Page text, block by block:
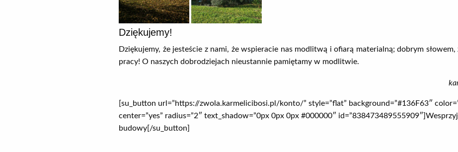
Dziękujemy!
Dziękujemy, że jesteście z nami, że wspieracie nas modlitwą i ofiarą materialną; dobrym słowem,
pracy! O naszych dobrodziejach nieustannie pamiętamy w modlitwie.
[su_button url=”https://zwola.karmelicibosi.pl/konto/” style=”flat” background=”#136F63″
center=”yes” radius=”2″ text_shadow=”0px 0px 0px #000000″ id=”838473489555909″]Wesprzyj
budowy[/su_button]